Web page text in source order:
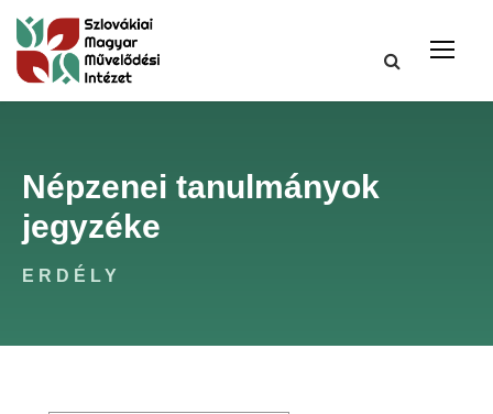
Népzenei tanulmányok
jegyzéke
ERDÉLY